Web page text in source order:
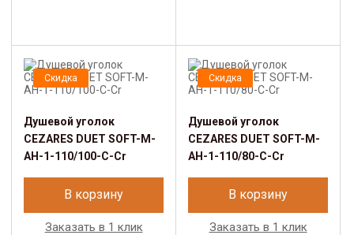
Скидка
Душевой уголок
CEZARES DUET SOFT-M-
AH-1-110/100-C-Cr
В корзину
Заказать в 1 клик
Скидка
Душевой уголок
CEZARES DUET SOFT-M-
AH-1-110/80-C-Cr
В корзину
Заказать в 1 клик